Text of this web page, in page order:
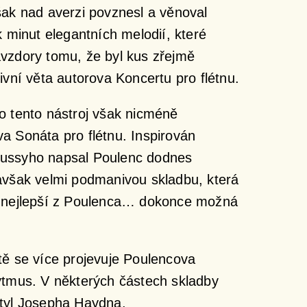
nad averzi povznesl a věnoval
minut elegantních melodií, které
tomu, že byl kus zřejmě
věta autorova Koncertu pro flétnu.
tento nástroj však nicméně
Sonáta pro flétnu. Inspirován
napsal Poulenc dodnes
velmi podmanivou skladbu, která
z Poulenca… dokonce možná
se více projevuje Poulencova
V některých částech skladby
Josepha Haydna.